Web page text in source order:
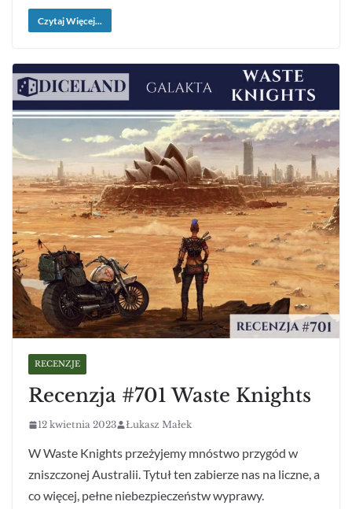
Czytaj Więcej...
RECENZJE
Recenzja #701 Waste Knights
12 kwietnia 2023 Łukasz Małek
W Waste Knights przeżyjemy mnóstwo przygód w
zniszczonej Australii. Tytuł ten zabierze nas na liczne, a
co więcej, pełne niebezpieczeństw wyprawy.